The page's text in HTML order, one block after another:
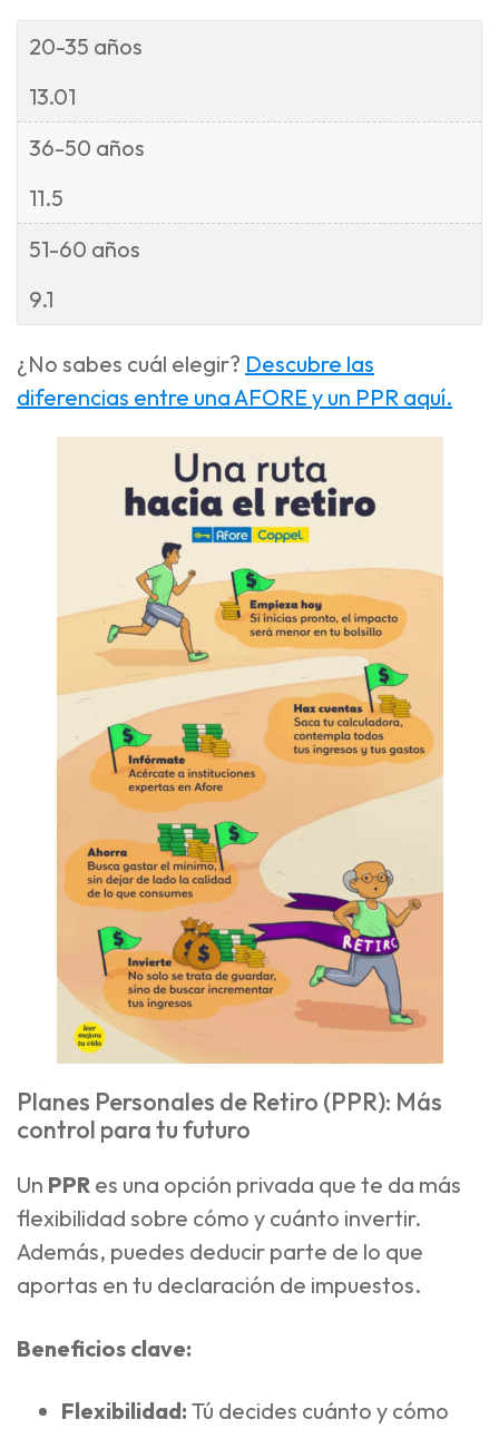
20-35 años
13.01
36-50 años
11.5
51-60 años
9.1
¿No sabes cuál elegir? Descubre las
diferencias entre una AFORE y un PPR aquí.
Planes Personales de Retiro (PPR): Más
control para tu futuro
Un PPR es una opción privada que te da más
flexibilidad sobre cómo y cuánto invertir.
Además, puedes deducir parte de lo que
aportas en tu declaración de impuestos.
Beneficios clave:
Flexibilidad: Tú decides cuánto y cómo